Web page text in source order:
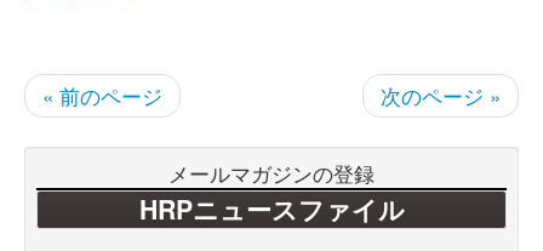
« 前のページ 次のページ »
メールマガジンの登録
HRPニュースファイル